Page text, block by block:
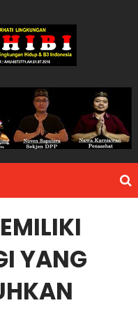
YANG